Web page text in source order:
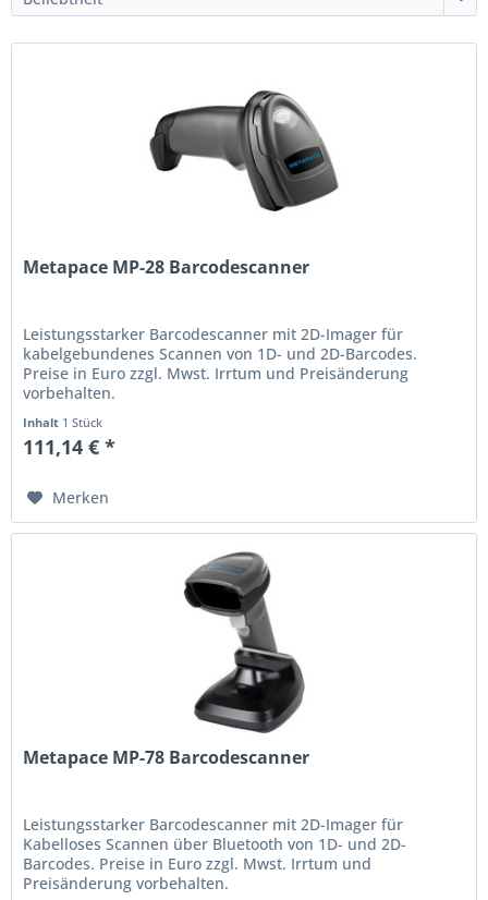
Metapace MP-28 Barcodescanner
Leistungsstarker Barcodescanner mit 2D-Imager für
kabelgebundenes Scannen von 1D- und 2D-Barcodes.
Preise in Euro zzgl. Mwst. Irrtum und Preisänderung
vorbehalten.
Inhalt 1 Stück
111,14 € *
Merken
Metapace MP-78 Barcodescanner
Leistungsstarker Barcodescanner mit 2D-Imager für
Kabelloses Scannen über Bluetooth von 1D- und 2D-
Barcodes. Preise in Euro zzgl. Mwst. Irrtum und
Preisänderung vorbehalten.